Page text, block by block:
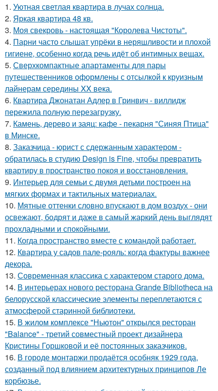
1. Уютная светлая квартира в лучах солнца.
2. Яркая квартира 48 кв.
3. Моя свекровь - настоящая "Королева Чистоты".
4. Парни часто слышат упрёки в неряшливости и плохой
гигиене, особенно когда речь идёт об интимных вещах.
5. Сверхкомпактные апартаменты для пары
путешественников оформлены с отсылкой к круизным
лайнерам середины XX века.
6. Квартира Джонатан Адлер в Гринвич - виллидж
пережила полную перезагрузку.
7. Камень, дерево и заяц: кафе - пекарня "Синяя Птица"
в Минске.
8. Заказчица - юрист с сдержанным характером -
обратилась в студию Design is Fine, чтобы превратить
квартиру в пространство покоя и восстановления.
9. Интерьер для семьи с двумя детьми построен на
мягких формах и тактильных материалах.
10. Мятные оттенки словно впускают в дом воздух - они
освежают, бодрят и даже в самый жаркий день выглядят
прохладными и спокойными.
11. Когда пространство вместе с командой работает.
12. Квартира у садов пале-рояль: когда фактуры важнее
декора.
13. Современная классика с характером старого дома.
14. В интерьерах нового ресторана Grande Bibliotheca на
белорусской классические элементы переплетаются с
атмосферой старинной библиотеки.
15. В жилом комплексе "Ньютон" открылся ресторан
"Balance" - третий совместный проект дизайнера
Кристины Горшковой и её постоянных заказчиков.
16. В городе монтаржи продаётся особняк 1929 года,
созданный под влиянием архитектурных принципов Ле
корбюзье.